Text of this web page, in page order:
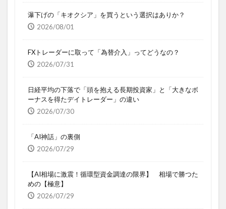
瀑下げの「キオクシア」を買うという選択はありか？
2026/08/01
FXトレーダーに取って「為替介入」ってどうなの？
2026/07/31
日経平均の下落で「頭を抱える長期投資家」と「大きなボ
ーナスを得たデイトレーダー」の違い
2026/07/30
「AI神話」の裏側
2026/07/29
【AI相場に激震！循環型資金調達の限界】 相場で勝つた
めの【極意】
2026/07/29